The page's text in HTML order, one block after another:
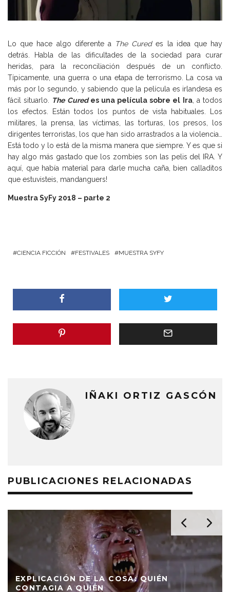
Lo que hace algo diferente a The Curedes la idea que hay
detrás. Habla de las dificultades de la sociedad para curar
heridas, para la reconciliación después de un conflicto.
Típicamente, una guerra o una etapa de terrorismo. La cosa va
más por lo segundo, y sabiendo que la película es irlandesa es
fácil situarlo. The Curedes una película sobre el Ira, a todos
los efectos. Están todos los puntos de vista habituales. Los
militares, la prensa, las víctimas, las torturas, los presos, los
dirigentes terroristas, los que han sido arrastrados a la violencia…
Está todo y lo está de la misma manera que siempre. Y es que si
hay algo más gastado que los zombies son las pelis del IRA. Y
aquí, que había material para darle mucha caña, bien calladitos
que estuvisteis, mandanguers!
Muestra SyFy 2018 – parte 2
CIENCIA FICCIÓN FESTIVALES MUESTRA SYFY
IÑAKI ORTIZ GASCÓN
PUBLICACIONES RELACIONADAS
MICKEY 17: LA NAVE NO DESPEGA